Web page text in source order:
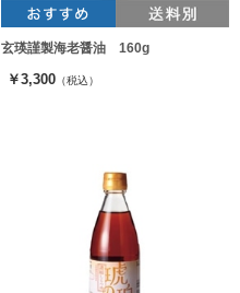
玄瑛謹製海老醤油 160g
￥3,300 （税込）